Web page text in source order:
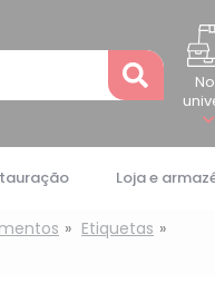
Loja e
Etiquetas